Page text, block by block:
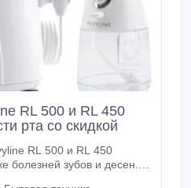
RL 500 и RL 450
рта со скидкой
RL 500 и RL 450
болезней зубов и десен.